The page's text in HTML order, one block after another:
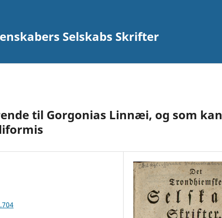
Selskabs Skrifter
til Gorgonias Linnæi, og som kan